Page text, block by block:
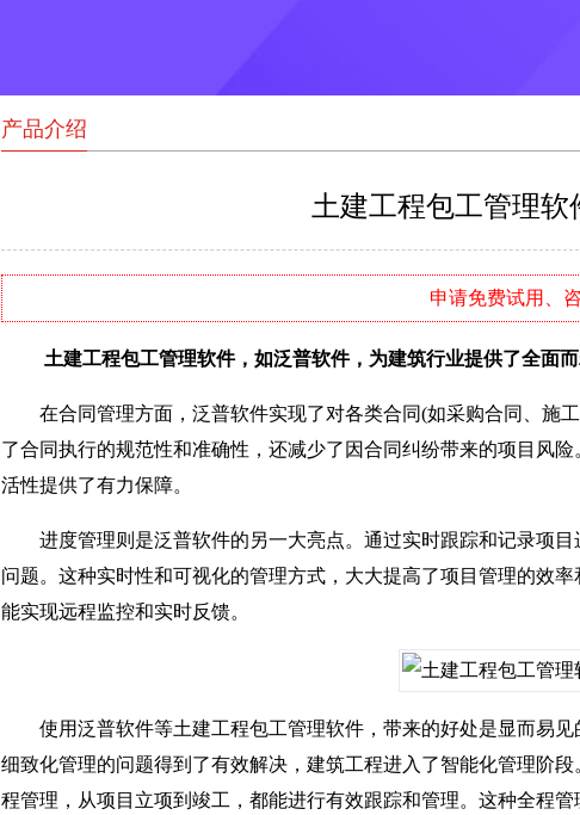
产品介绍
土建工程包工管理软
申请免费试用、
土建工程包工管理软件，如泛普软件，为建筑行业提供了全面而
在合同管理方面，泛普软件实现了对各类合同(如采购合同、施
了合同执行的规范性和准确性，还减少了因合同纠纷带来的项目风
活性提供了有力保障。
进度管理则是泛普软件的另一大亮点。通过实时跟踪和记录项目
问题。这种实时性和可视化的管理方式，大大提高了项目管理的效
能实现远程监控和实时反馈。
使用泛普软件等土建工程包工管理软件，带来的好处是显而易见
细致化管理的问题得到了有效解决，建筑工程进入了智能化管理阶
程管理，从项目立项到竣工，都能进行有效跟踪和管理。这种全程